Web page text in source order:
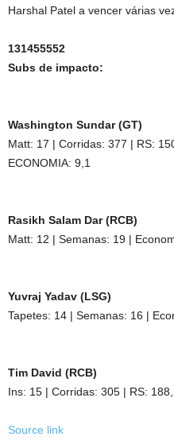
Harshal Patel a vencer várias
131455552
Subs de impacto:
Washington Sundar (GT)
Matt: 17 | Corridas: 377 | RS:
ECONOMIA: 9,1
Rasikh Salam Dar (RCB)
Matt: 12 | Semanas: 19 |
Yuvraj Yadav (LSG)
Tapetes: 14 | Semanas: 16 |
Tim David (RCB)
Ins: 15 | Corridas: 305 | RS:
Source link